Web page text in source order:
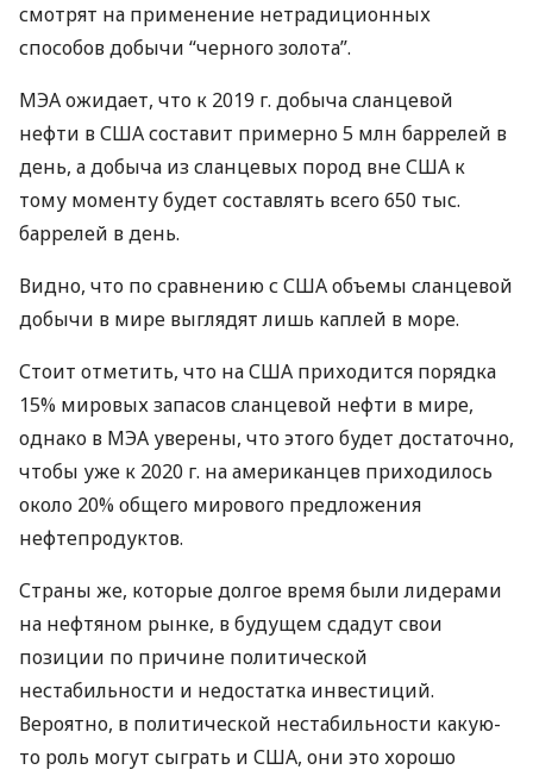
смотрят на применение нетрадиционных
способов добычи “черного золота”.
МЭАожидает, что к 2019 г. добыча сланцевой
нефти вСШАсоставит примерно 5 млн баррелей в
день, а добыча из сланцевых пород внеСША к
тому моменту будет составлять всего 650 тыс.
баррелей в день.
Видно, что по сравнению сСШАобъемы сланцевой
добычи в мире выглядят лишь каплей в море.
Стоит отметить, что наСША приходится порядка
15% мировых запасов сланцевой нефти в мире,
однако в МЭА уверены, что этого будет достаточно,
чтобы уже к 2020 г. на американцев приходилось
около 20% общего мирового предложения
нефтепродуктов.
Страны же, которые долгое время были лидерами
на нефтяном рынке, в будущем сдадут свои
позиции по причине политической
нестабильности и недостатка инвестиций.
Вероятно, в политической нестабильности какую-
то роль могут сыграть и США, они это хорошо